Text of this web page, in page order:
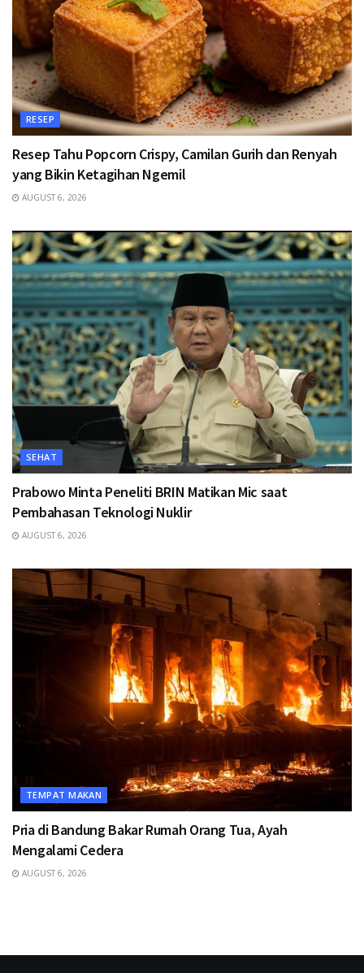
RESEP
Resep Tahu Popcorn Crispy, Camilan Gurih dan Renyah
yang Bikin Ketagihan Ngemil
AUGUST 6, 2026
SEHAT
Prabowo Minta Peneliti BRIN Matikan Mic saat
Pembahasan Teknologi Nuklir
AUGUST 6, 2026
TEMPAT MAKAN
Pria di Bandung Bakar Rumah Orang Tua, Ayah
Mengalami Cedera
AUGUST 6, 2026